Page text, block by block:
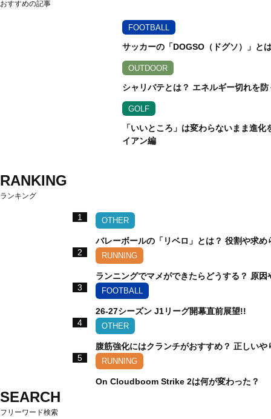
おすすめの記事
FOOTBALL
サッカーの「DOGSO（ドグソ）」と
OUTDOOR
シャリバテとは？ エネルギー切れを
GOLF
「いいところ」は変わらないまま進
イアン編
RANKING
ランキング
1 OTHER
バレーボールの「リベロ」とは？ 役割や求め
2
RUNNING
ランニングでマメができたらどうする？ 原
3
FOOTBALL
26-27シーズン J1リーグ開幕直前展望!!
4
OTHER
腹筋強化にはクランチがおすすめ？ 正しいや
5
RUNNING
On Cloudboom Strike 2は何が変わった？
SEARCH
フリーワード検索